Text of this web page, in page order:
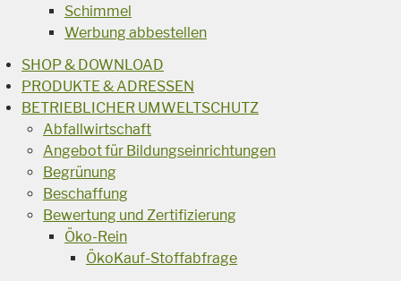
Schimmel
Werbung abbestellen
SHOP & DOWNLOAD
PRODUKTE & ADRESSEN
BETRIEBLICHER UMWELTSCHUTZ
Abfallwirtschaft
Angebot für Bildungseinrichtungen
Begrünung
Beschaffung
Bewertung und Zertifizierung
Öko-Rein
ÖkoKauf-Stoffabfrage